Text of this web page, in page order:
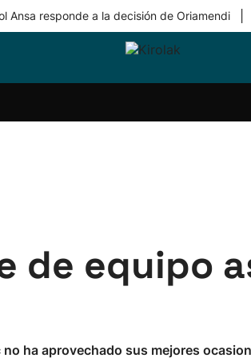
Ansa responde a la decisión de Oriamendi
Equipos
de equipo
ha aprovechado sus mejores